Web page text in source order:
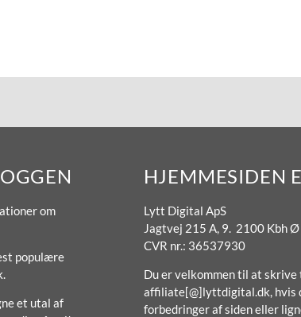
om
populære
et utal af
HJEMMESIDEN
Lytt Digital ApS
Jagtvej 215 A, 9. 2100 Kbh Ø
CVR nr.: 36537930
Du er velkommen til at skrive
affiliate[@]lyttdigital.dk, hvis
forbedringer af siden eller